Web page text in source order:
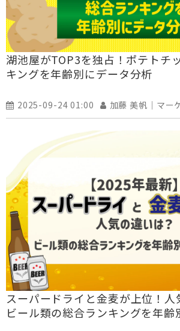
湖池屋がTOP3を独占！ポテトチ
キングを年齢別にデータ分析
2025-09-24 01:00 加藤 美帆｜マー
スーパードライと金麦が上位！人
ビール類の総合ランキングを年